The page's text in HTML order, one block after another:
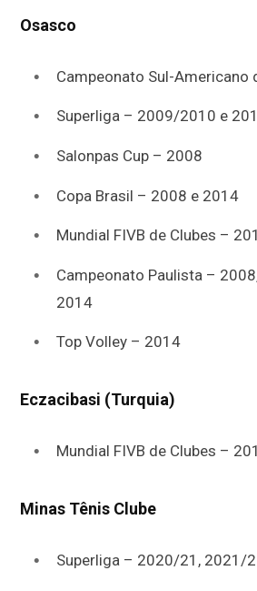
Osasco
Campeonato Sul-Americano
Superliga – 2009/2010 e
Salonpas Cup – 2008
Copa Brasil – 2008 e 2014
Mundial FIVB de Clubes –
Campeonato Paulista –
2014
Top Volley – 2014
Eczacibasi (Turquia)
Mundial FIVB de Clubes –
Minas Tênis Clube
Superliga – 2020/21, 2021/